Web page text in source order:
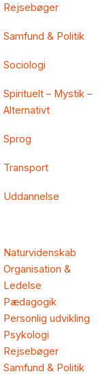
Rejsebøger
Samfund & Politik
Sociologi
Spirituelt – Mystik –
Alternativt
Sprog
Transport
Uddannelse
Naturvidenskab
Organisation &
Ledelse
Pædagogik
Personlig udvikling
Psykologi
Rejsebøger
Samfund & Politik